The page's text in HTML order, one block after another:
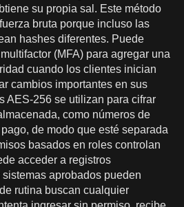
su propia sal. Este método
bruta porque incluso las
hashes diferentes. Puede
(MFA) para agregar una
cuando los clientes inician
cambios importantes en sus
AES-256 se utilizan para cifrar
como números de
de modo que esté separada
basados en roles controlan
acceder a registros
aprobados pueden
rutina buscan cualquier